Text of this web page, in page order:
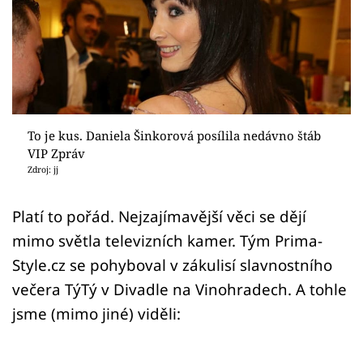
Virály
Sex a vztahy
Videa
Sledujte prima+
Přihlášení
Sledujte nás
To je kus. Daniela Šinkorová posílila nedávno štáb
VIP Zpráv
Zdroj: jj
Platí to pořád. Nejzajímavější věci se dějí
mimo světla televizních kamer. Tým Prima-
Style.cz se pohyboval v zákulisí slavnostního
večera TýTý v Divadle na Vinohradech. A tohle
jsme (mimo jiné) viděli: